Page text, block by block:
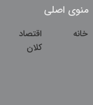
منوی اصلی
خانه
اقتصاد
کلان